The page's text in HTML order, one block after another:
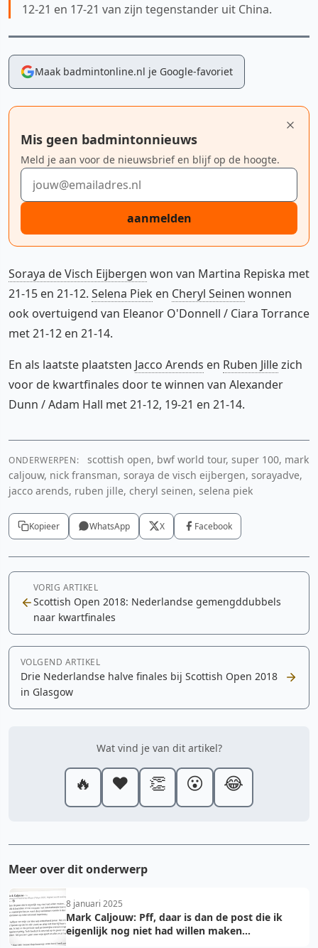
12-21 en 17-21 van zijn tegenstander uit China.
Maak badmintonline.nl je Google-favoriet
Mis geen badmintonnieuws
Meld je aan voor de nieuwsbrief en blijf op de hoogte.
E-mailadres
aanmelden
Soraya de Visch Eijbergen won van Martina Repiska met
21-15 en 21-12. Selena Piek en Cheryl Seinen wonnen
ook overtuigend van Eleanor O'Donnell / Ciara Torrance
met 21-12 en 21-14.
En als laatste plaatsten Jacco Arends en Ruben Jillezich
voor de kwartfinales door te winnen van Alexander
Dunn / Adam Hall met 21-12, 19-21 en 21-14.
ONDERWERPEN:
scottish open, bwf world tour, super 100, mark
caljouw, nick fransman, soraya de visch eijbergen, sorayadve,
jacco arends, ruben jille, cheryl seinen, selena piek
Kopieer WhatsApp X Facebook
VORIG ARTIKEL
Scottish Open 2018: Nederlandse gemengddubbels
naar kwartfinales
VOLGEND ARTIKEL
Drie Nederlandse halve finales bij Scottish Open 2018
in Glasgow
Wat vind je van dit artikel?
🔥 ❤️ 👏 😮 😂
Meer over dit onderwerp
8 januari 2025
Mark Caljouw: Pff, daar is dan de post die ik
eigenlijk nog niet had willen maken...